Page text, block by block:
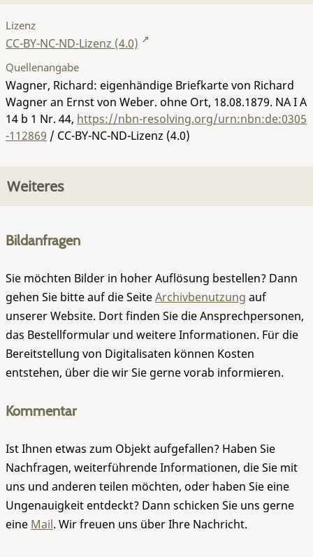
Lizenz
CC-BY-NC-ND-Lizenz (4.0)
Quellenangabe
Wagner, Richard: eigenhändige Briefkarte von Richard
Wagner an Ernst von Weber. ohne Ort, 18.08.1879. NA I A
14 b 1 Nr. 44, https://nbn-resolving.org/urn:nbn:de:0305
-112869 / CC-BY-NC-ND-Lizenz (4.0)
Weiteres
Bildanfragen
Sie möchten Bilder in hoher Auflösung bestellen? Dann
gehen Sie bitte auf die SeiteArchivbenutzung auf
unserer Website. Dort finden Sie die Ansprechpersonen,
das Bestellformular und weitere Informationen. Für die
Bereitstellung von Digitalisaten können Kosten
entstehen, über die wir Sie gerne vorab informieren.
Kommentar
Ist Ihnen etwas zum Objekt aufgefallen? Haben Sie
Nachfragen, weiterführende Informationen, die Sie mit
uns und anderen teilen möchten, oder haben Sie eine
Ungenauigkeit entdeckt? Dann schicken Sie uns gerne
eine Mail. Wir freuen uns über Ihre Nachricht.